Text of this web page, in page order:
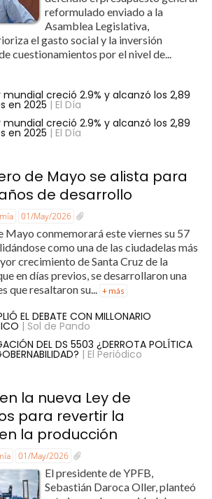
reformulado enviado a la
Asamblea Legislativa,
el gasto social y la inversión
cuestionamientos por el nivel de...
creció 2.9% y alcanzó los 2,89
en 2025 | El Día
creció 2.9% y alcanzó los 2,89
en 2025 | El Día
de Mayo se alista para
de desarrollo
01/May/2026
Mayo conmemorará este viernes su 57
como una de las ciudadelas más
crecimiento de Santa Cruz de la
en días previos, se desarrollaron una
que resaltaron su... + más
EL DEBATE CON MILLONARIO
| Sol de Pando
DEL DS 5503 ¿DERROTA POLÍTICA
| El Periódico
la nueva Ley de
para revertir la
la producción
01/May/2026
El presidente de YPFB,
Sebastián Daroca Oller, planteó